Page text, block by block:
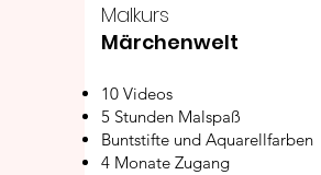
Malkurs
Märchenwelt
10 Videos
5 Stunden Malspaß
Buntstifte und Aquarellfarben
4 Monate Zugang